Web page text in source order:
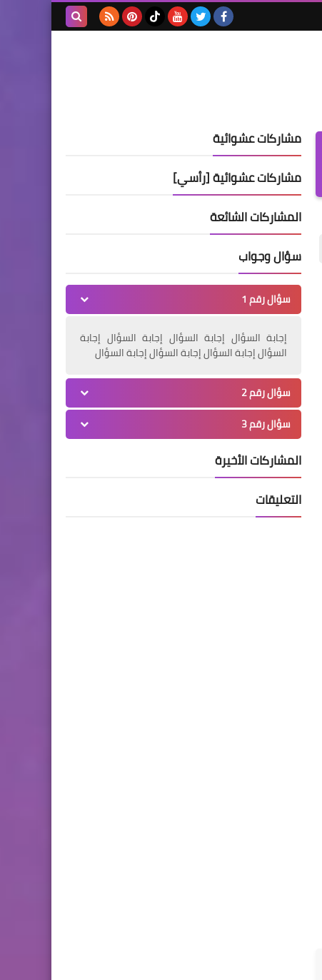
مشاركات عشوائية
مشاركات عشوائية [رأسي]
المشاركات الشائعة
سؤال وجواب
سؤال رقم 1
إجابة السؤال إجابة السؤال إجابة السؤال إجابة
السؤال إجابة السؤال إجابة السؤال إجابة السؤال
سؤال رقم 2
سؤال رقم 3
المشاركات الأخيرة
التعليقات